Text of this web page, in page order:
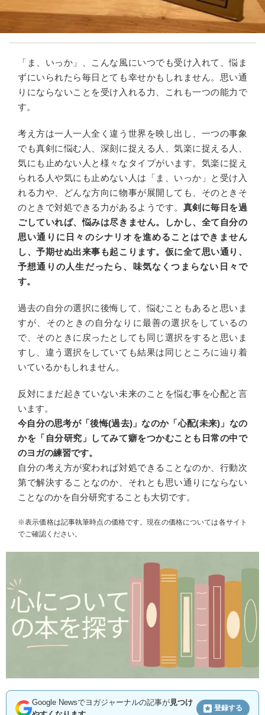
「ま、いっか」、こんな風にいつでも受け入れて、悩ま
ずにいられたら毎日とても幸せかもしれません。思い通
りにならないことを受け入れる力、これも一つの能力で
す。
考え方は一人一人全く違う世界を映し出し、一つの事象
でも真剣に悩む人、深刻に捉える人、気楽に捉える人、
気にも止めない人と様々なタイプがいます。気楽に捉え
られる人や気にも止めない人は「ま、いっか」と受け入
れる力や、どんな方向に物事が展開しても、そのときそ
のときで対処できる力があるようです。 真剣に毎日を過
ごしていれば、悩みは尽きません。しかし、全て自分の
思い通りに日々のシナリオを進めることはできません
し、予期せぬ出来事も起こります。仮に全て思い通り、
予想通りの人生だったら、味気なくつまらない日々で
す。
過去の自分の選択に後悔して、悩むこともあると思いま
すが、そのときの自分なりに最善の選択をしているの
で、そのときに戻ったとしても同じ選択をすると思いま
すし、違う選択をしていても結果は同じところに辿り着
いているかもしれません。
反対にまだ起きていない未来のことを悩む事を心配と言
います。
今自分の思考が「後悔(過去)」なのか「心配(未来)」なの
かを「自分研究」してみて癖をつかむことも日常の中で
のヨガの練習です。
自分の考え方が変われば対処できることなのか、行動次
第で解決することなのか、それとも思い通りにならない
ことなのかを自分研究することも大切です。
※表示価格は記事執筆時点の価格です。現在の価格については各サイト
でご確認ください。
Google Newsでヨガジャーナルの記事が見つけ
登録する